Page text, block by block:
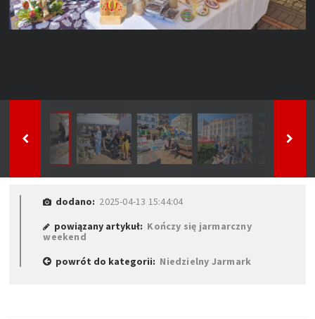
dodano: 2025-04-13 15:44:04
powiązany artykuł: Kończy się jarmarczny
weekend
powrót do kategorii: Niedzielny Jarmark